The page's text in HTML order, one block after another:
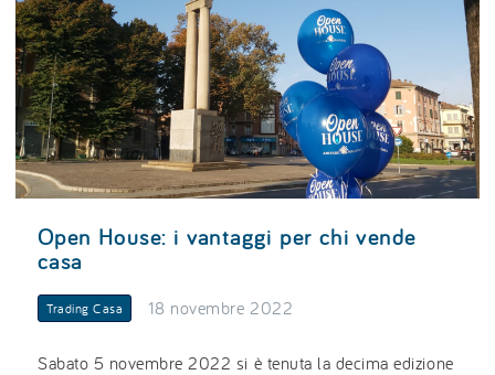
Open House: i vantaggi per chi vende
casa
Trading Casa 18 novembre 2022
Sabato 5 novembre 2022 si è tenuta la decima edizione